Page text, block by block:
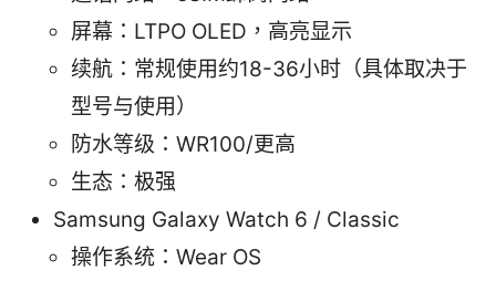
屏幕：LTPO OLED，高亮显示
续航：常规使用约18-36小时（具体取决于
型号与使用）
防水等级：WR100/更高
生态：极强
Samsung Galaxy Watch 6 / Classic
操作系统：Wear OS